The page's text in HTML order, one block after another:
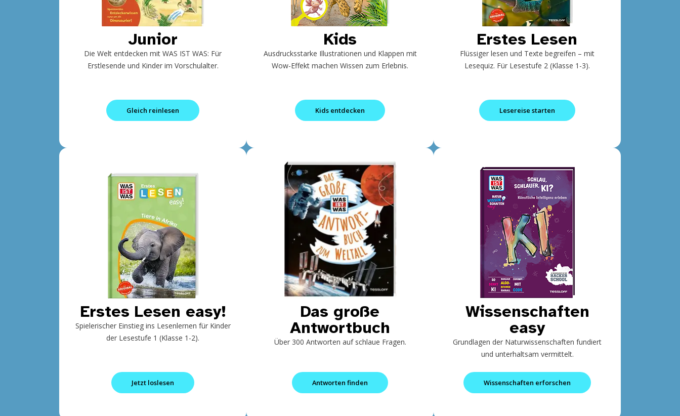
Junior
Die Welt entdecken mit WAS IST WAS: Für
Erstlesende und Kinder im Vorschulalter.
Gleich reinlesen
Kids
Ausdrucksstarke Illustrationen und Klappen mit
Wow-Effekt machen Wissen zum Erlebnis.
Kids entdecken
Erstes Lesen
Flüssiger lesen und Texte begreifen – mit
Lesequiz. Für Lesestufe 2 (Klasse 1-3).
Lesereise starten
Erstes Lesen easy!
Spielerischer Einstieg ins Lesenlernen für Kinder
der Lesestufe 1 (Klasse 1-2).
Jetzt loslesen
Das große
Antwortbuch
Über 300 Antworten auf schlaue Fragen.
Antworten finden
Wissenschaften
easy
Grundlagen der Naturwissenschaften fundiert
und unterhaltsam vermittelt.
Wissenschaften erforschen